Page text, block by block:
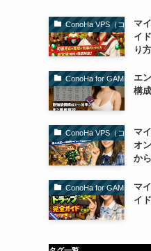
ConoHa VPS（コノハマ
イ
り
ConoHa for GAME（コ
エ
構
ConoHa VPS（コノハマ
オ
か
ConoHa for GAME（コ
マ
イド